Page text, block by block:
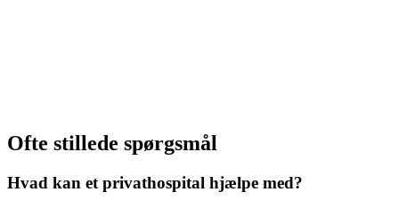
Ofte stillede spørgsmål
Hvad kan et privathospital hjælpe med?